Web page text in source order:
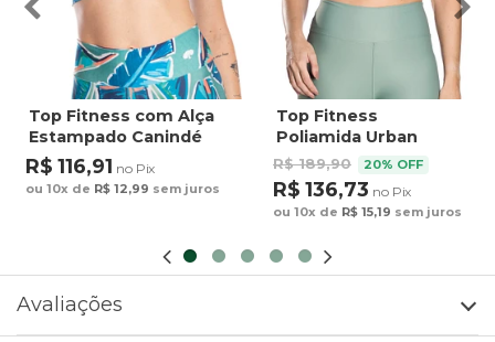
Top Fitness com Alça
Estampado Canindé
Bananas e Lírio
R$ 116,91 no Pix
ou 10x de R$ 12,99 sem juros
Top Fitness
Poliamida Urban
Verde Claro
R$ 189,90 20% OFF
R$ 136,73 no Pix
ou 10x de R$ 15,19 sem juros
Avaliações